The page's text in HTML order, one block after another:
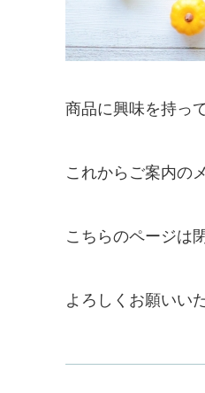
商品に興味を持っ
これからご案内の
こちらのページは
よろしくお願いい